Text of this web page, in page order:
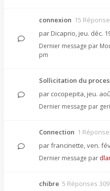
connexion 15
par Dicaprio, jeu. déc.
Dernier message par
pm
Sollicitation du
par cocopepita, jeu.
Dernier message par
Connection 1
parfrancinette,ven.
Dernier message par
chibre 5 Réponses